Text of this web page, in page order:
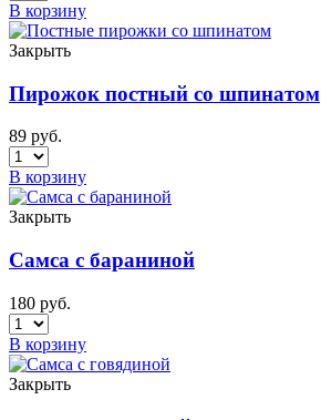
В корзину
Закрыть
Пирожок постный со шпинатом
89 руб.
В корзину
Закрыть
Самса с бараниной
180 руб.
В корзину
Закрыть